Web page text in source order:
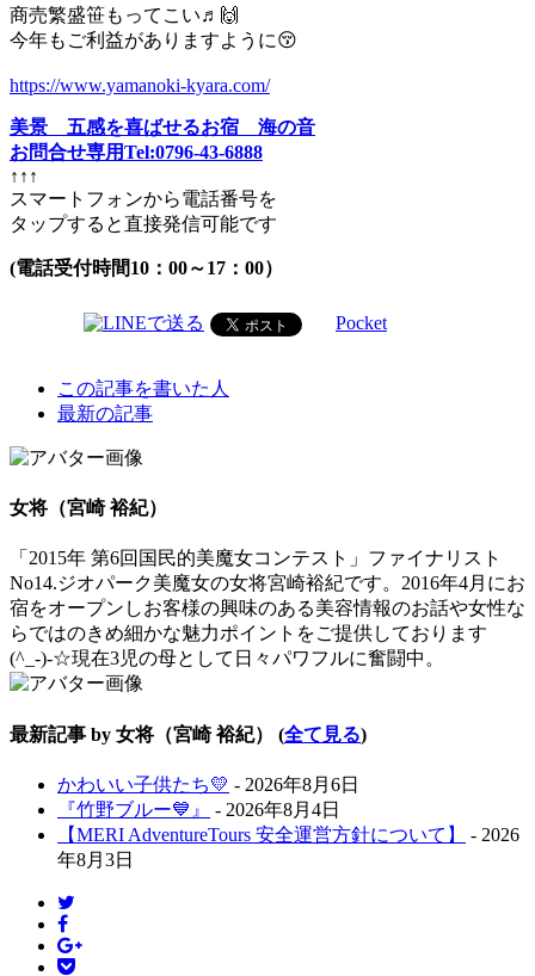
商売繁盛笹もってこい♬🙌
今年もご利益がありますように😚
https://www.yamanoki-kyara.com/
美景 五感を喜ばせるお宿 海の音
お問合せ専用Tel:0796-43-6888
↑↑↑
スマートフォンから電話番号を
タップすると直接発信可能です
(電話受付時間10：00～17：00）
Pocket
following
tabs
change
content
below.
この記事を書いた人
最新の記事
女将（宮崎 裕紀）
「2015年 第6回国民的美魔女コンテスト」ファイナリスト
No14.ジオパーク美魔女の女将宮崎裕紀です。2016年4月にお
宿をオープンしお客様の興味のある美容情報のお話や女性な
らではのきめ細かな魅力ポイントをご提供しております
(^_-)-☆現在3児の母として日々パワフルに奮闘中。
最新記事 by 女将（宮崎 裕紀） (全て見る)
かわいい子供たち💛 - 2026年8月6日
『竹野ブルー💙』
- 2026年8月4日
【MERI AdventureTours 安全運営方針について】
- 2026
年8月3日